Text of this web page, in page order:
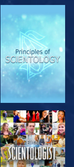
ΕΞΕΡΕΥΝΗΣΤΕ
ΤΗ ΣΕΙΡΑ
ΠΑΡΑΚΟΛΟΥΘΗΣΤΕ